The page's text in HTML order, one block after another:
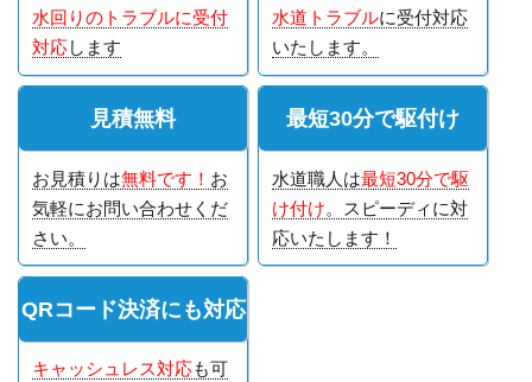
水回りのトラブルに受付
対応します
水道トラブルに受付対応
いたします。
見積無料
お見積りは無料です！ お
気軽にお問い合わせくだ
さい。
最短30分で駆付け
水道職人は最短30分で駆
け付け。スピーディに対
応いたします！
QRコード決済にも対応
キャッシュレス対応も可